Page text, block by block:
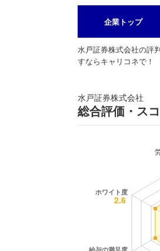
企業トップ
水戸証券株式会社の評
すならキャリコネで！
水戸証券株式会社
総合評価・ス